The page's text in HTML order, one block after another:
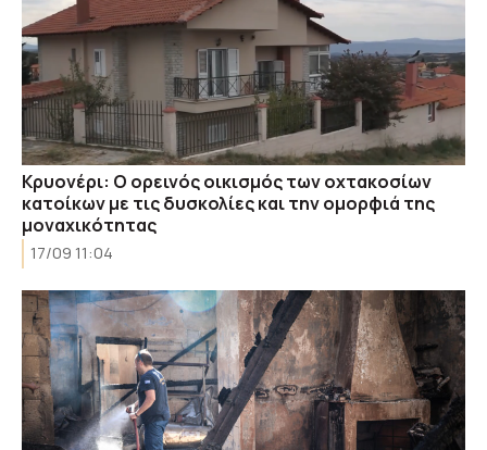
Κρυονέρι: Ο ορεινός οικισμός των οχτακοσίων
κατοίκων με τις δυσκολίες και την ομορφιά της
μοναχικότητας
17/09 11:04